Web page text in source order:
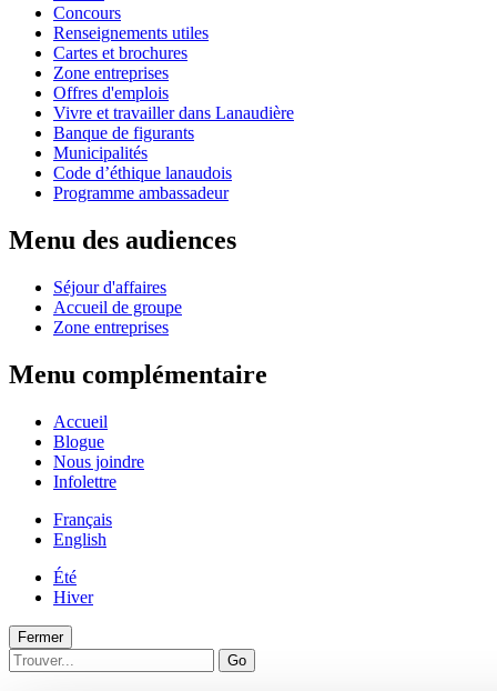
Concours
Renseignements utiles
Cartes et brochures
Zone entreprises
Offres d'emplois
Vivre et travailler dans Lanaudière
Banque de figurants
Municipalités
Code d’éthique lanaudois
Programme ambassadeur
Menu des audiences
Séjour d'affaires
Accueil de groupe
Zone entreprises
Menu complémentaire
Accueil
Blogue
Nous joindre
Infolettre
Français
English
Été
Hiver
Fermer
Go